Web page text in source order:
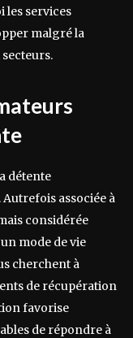
les services
malgré la
détente
associée à
considérée
mode de vie
cherchent à
de récupération
favorise
de répondre à